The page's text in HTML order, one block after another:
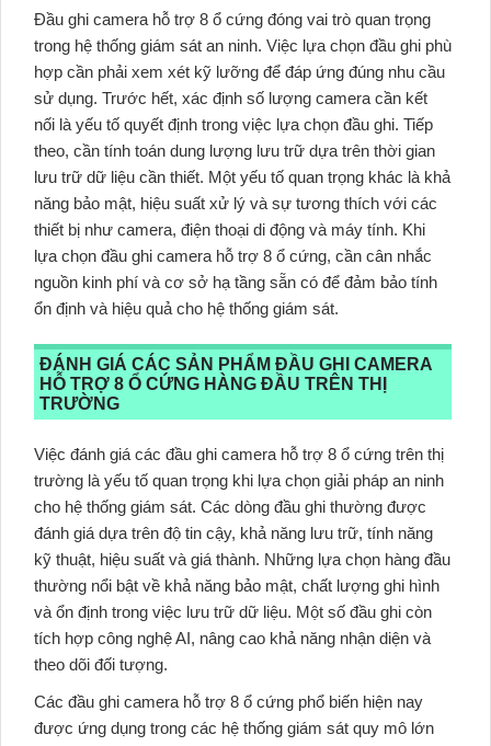
Đầu ghi camera hỗ trợ 8 ổ cứng đóng vai trò quan trọng
trong hệ thống giám sát an ninh. Việc lựa chọn đầu ghi phù
hợp cần phải xem xét kỹ lưỡng để đáp ứng đúng nhu cầu
sử dụng. Trước hết, xác định số lượng camera cần kết
nối là yếu tố quyết định trong việc lựa chọn đầu ghi. Tiếp
theo, cần tính toán dung lượng lưu trữ dựa trên thời gian
lưu trữ dữ liệu cần thiết. Một yếu tố quan trọng khác là khả
năng bảo mật, hiệu suất xử lý và sự tương thích với các
thiết bị như camera, điện thoại di động và máy tính. Khi
lựa chọn đầu ghi camera hỗ trợ 8 ổ cứng, cần cân nhắc
nguồn kinh phí và cơ sở hạ tầng sẵn có để đảm bảo tính
ổn định và hiệu quả cho hệ thống giám sát.
ĐÁNH GIÁ CÁC SẢN PHẨM ĐẦU GHI CAMERA
HỖ TRỢ 8 Ổ CỨNG HÀNG ĐẦU TRÊN THỊ
TRƯỜNG
Việc đánh giá các đầu ghi camera hỗ trợ 8 ổ cứng trên thị
trường là yếu tố quan trọng khi lựa chọn giải pháp an ninh
cho hệ thống giám sát. Các dòng đầu ghi thường được
đánh giá dựa trên độ tin cậy, khả năng lưu trữ, tính năng
kỹ thuật, hiệu suất và giá thành. Những lựa chọn hàng đầu
thường nổi bật về khả năng bảo mật, chất lượng ghi hình
và ổn định trong việc lưu trữ dữ liệu. Một số đầu ghi còn
tích hợp công nghệ AI, nâng cao khả năng nhận diện và
theo dõi đối tượng.
Các đầu ghi camera hỗ trợ 8 ổ cứng phổ biến hiện nay
được ứng dụng trong các hệ thống giám sát quy mô lớn